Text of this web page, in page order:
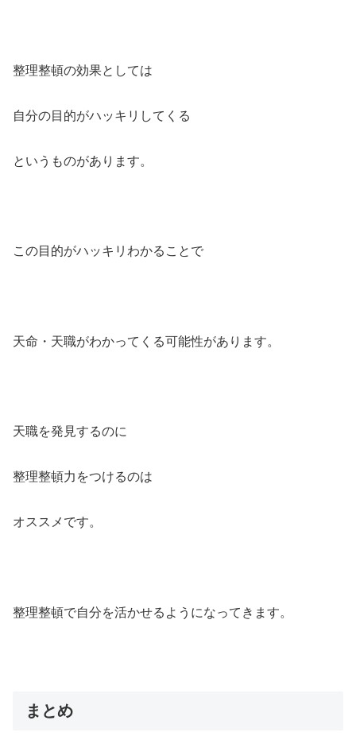
整理整頓の効果としては
自分の目的がハッキリしてくる
というものがあります。
この目的がハッキリわかることで
天命・天職がわかってくる可能性があります。
天職を発見するのに
整理整頓力をつけるのは
オススメです。
整理整頓で自分を活かせるようになってきます。
まとめ